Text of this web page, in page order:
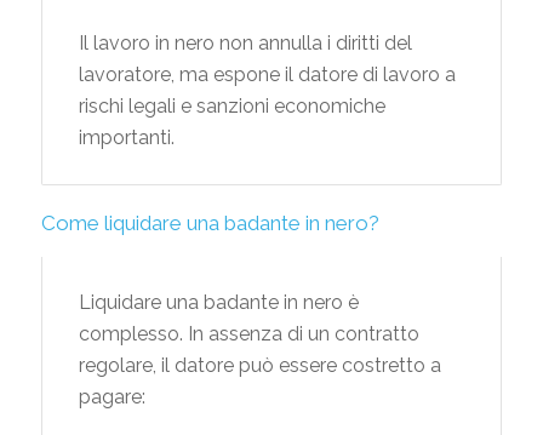
Il lavoro in nero non annulla i diritti del
lavoratore, ma espone il datore di lavoro a
rischi legali e sanzioni economiche
importanti.
Come liquidare una badante in nero?
Liquidare una badante in nero è
complesso. In assenza di un contratto
regolare, il datore può essere costretto a
pagare: